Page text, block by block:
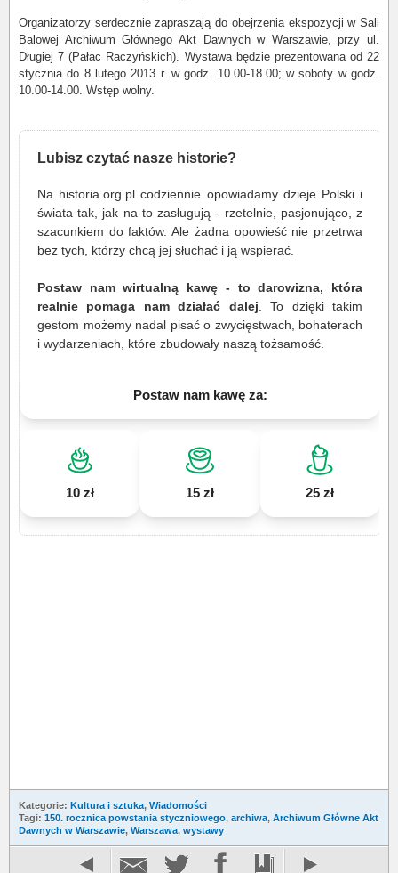
Organizatorzy serdecznie zapraszają do obejrzenia ekspozycji w Sali
Balowej Archiwum Głównego Akt Dawnych w Warszawie, przy ul.
Długiej 7 (Pałac Raczyńskich). Wystawa będzie prezentowana od 22
stycznia do 8 lutego 2013 r. w godz. 10.00-18.00; w soboty w godz.
10.00-14.00. Wstęp wolny.
Lubisz czytać nasze historie?
Na historia.org.pl codziennie opowiadamy dzieje Polski i
świata tak, jak na to zasługują - rzetelnie, pasjonująco, z
szacunkiem do faktów. Ale żadna opowieść nie przetrwa
bez tych, którzy chcą jej słuchać i ją wspierać.
Postaw nam wirtualną kawę - to darowizna, która
realnie pomaga nam działać dalej . To dzięki takim
gestom możemy nadal pisać o zwycięstwach, bohaterach
i wydarzeniach, które zbudowały naszą tożsamość.
Postaw nam kawę za:
10 zł 15 zł 25 zł
Kategorie: Kultura i sztuka, Wiadomości
Tagi: 150. rocznica powstania styczniowego, archiwa, Archiwum Główne Akt
Dawnych w Warszawie, Warszawa, wystawy